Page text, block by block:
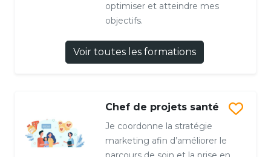
optimiser et atteindre mes
objectifs.
Voir toutes les formations
Chef de projets santé
Je coordonne la stratégie
marketing afin d’améliorer le